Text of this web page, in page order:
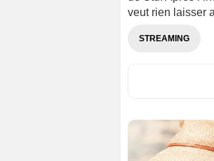
veut rien laisser
STREAMING